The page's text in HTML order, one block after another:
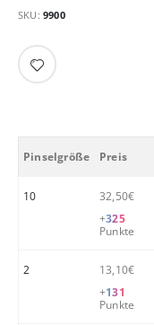
SKU 9900
Pinselgröße Preis
10
32,50€
+325
Punkte
2
13,10€
+131
Punkte